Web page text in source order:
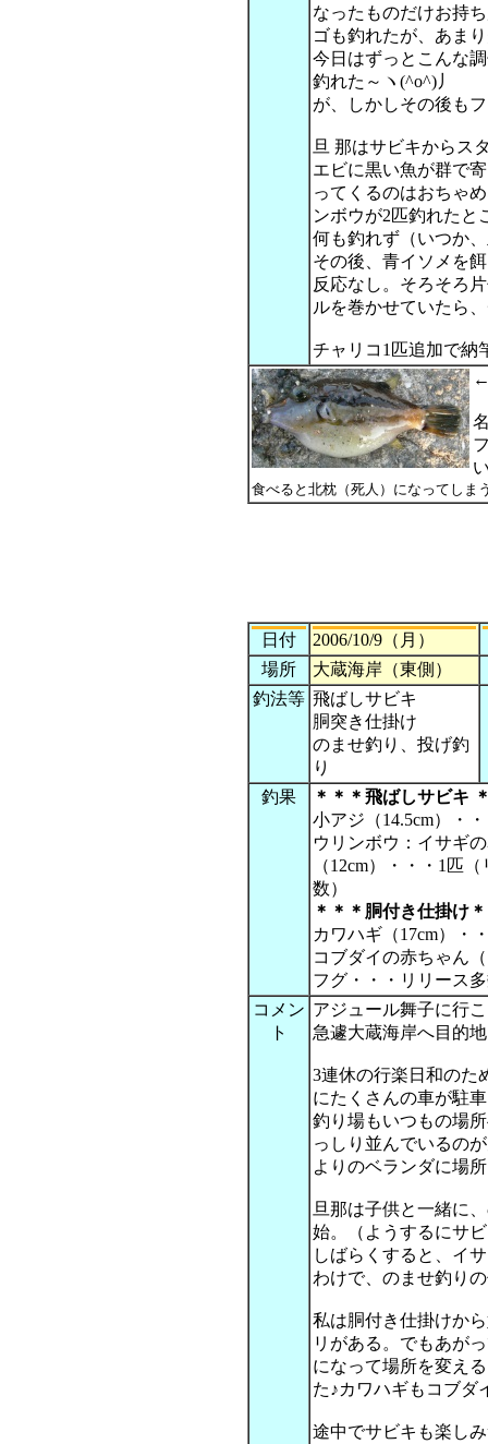
なったものだけお持
ゴも釣れたが、あま
今日はずっとこんな
釣れた～ヽ(^o^)丿
が、しかしその後も
旦 那はサビキからス
エビに黒い魚が群で
ってくるのはおちゃ
ンボウが2匹釣れたと
何も釣れず（いつか
その後、青イソメを
反応なし。そろそろ
ルを巻かせていたら
チャリコ1匹追加で納
食べると北枕（死人）になってしま
日付
2006/10/9（月）
場所
大蔵海岸（東側）
釣法等 飛ばしサビキ
胴突き仕掛け
のませ釣り、投げ釣
り
釣果
＊＊＊飛ばしサビキ
小アジ（14.5cm）・
ウリンボウ：イサギ
（12cm）・・・1匹
数）
＊＊＊胴付き仕掛け
カワハギ（17cm）・
コブダイの赤ちゃん
フグ・・・リリース
コメン
ト
アジュール舞子に行
急遽大蔵海岸へ目的
3連休の行楽日和のた
にたくさんの車が駐
釣り場もいつもの場
っしり並んでいるの
よりのベランダに場
旦那は子供と一緒に
始。（ようするにサ
しばらくすると、イ
わけで、のませ釣り
私は胴付き仕掛けか
リがある。でもあが
になって場所を変え
た♪カワハギもコブダ
途中でサビキも楽し